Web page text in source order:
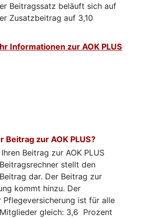
Beitragssatz beläuft sich auf
Zusatzbeitrag auf 3,10
Informationen zur AOK PLUS
Beitrag zur AOK PLUS?
Beitrag zur AOK PLUS
stellt den
dar. Der Beitrag zur
kommt hinzu. Der
Pflegeversicherung ist für alle
gleich: 3,6 Prozent